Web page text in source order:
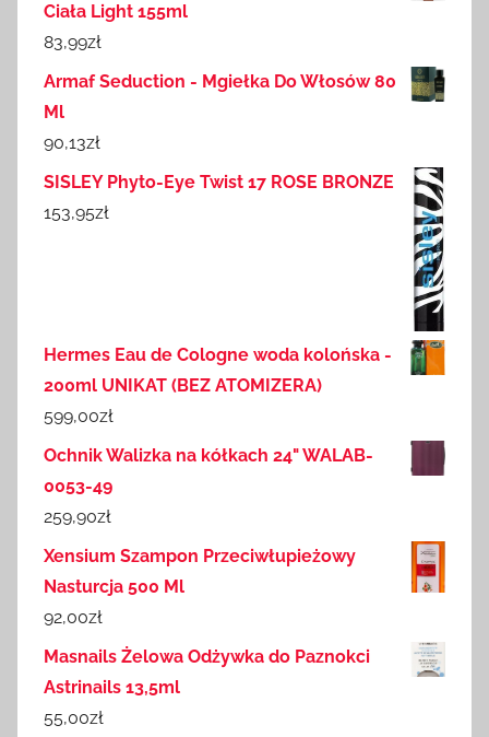
Ciała Light 155ml
83,99zł
Armaf Seduction - Mgiełka Do Włosów 80
Ml
90,13zł
SISLEY Phyto-Eye Twist 17 ROSE BRONZE
153,95zł
Hermes Eau de Cologne woda kolońska -
200ml UNIKAT (BEZ ATOMIZERA)
599,00zł
Ochnik Walizka na kółkach 24" WALAB-
0053-49
259,90zł
Xensium Szampon Przeciwłupieżowy
Nasturcja 500 Ml
92,00zł
Masnails Żelowa Odżywka do Paznokci
Astrinails 13,5ml
55,00zł